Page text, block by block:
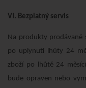
VI. Bezplatný servis
Na produkty prodávané
po uplynutí lhůty 24
zboží po lhůtě 24
bude opraven nebo